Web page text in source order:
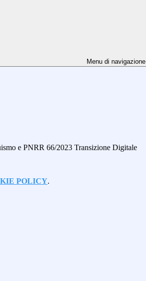
Menu di navigazione
e PNRR 66/2023 Transizione Digitale
POLICY.